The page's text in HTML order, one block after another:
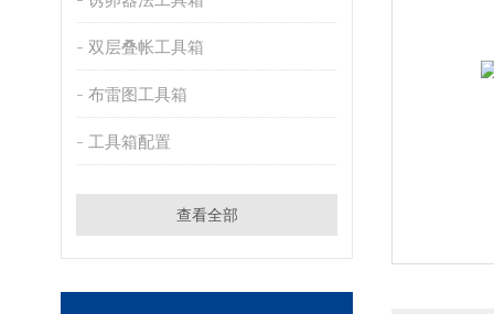
双层叠帐工具箱
布雷图工具箱
工具箱配置
查看全部